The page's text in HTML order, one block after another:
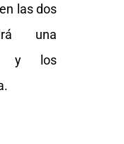
las dos
una
y los